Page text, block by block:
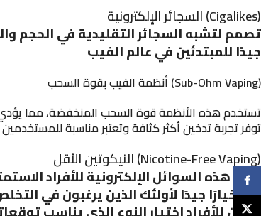
السجائر الإلكترونية (Cigalikes)
تصمم لتشبه السجائر التقليدية في الحجم
جيدًا للمبتدئين في عالم الفيب
أنظمة الفيب بقوة السحب (Sub-Ohm Vaping)
تستخدم هذه الأنظمة قوة السحب المنخفضة، مما يؤدي
توفر تجربة تدخين أكثر كثافة وتعتبر مناسبة
النيكوتين الأقل (Nicotine-Free Vaping)
تتيح هذه السوائل الإلكترونية للأفراد
تعد خيارًا جيدًا لأولئك الذين يرغبون في